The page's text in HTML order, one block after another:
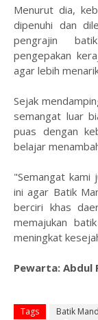
Menurut dia,
dipenuhi dan
pengrajin
pengepakan
agar lebih
Sejak
semangat luar
puas dengan
belajar
"Semangat kami
ini agar Batik
berciri khas
memajukan
meningkat
Pewarta: Abdul
Tags Batik